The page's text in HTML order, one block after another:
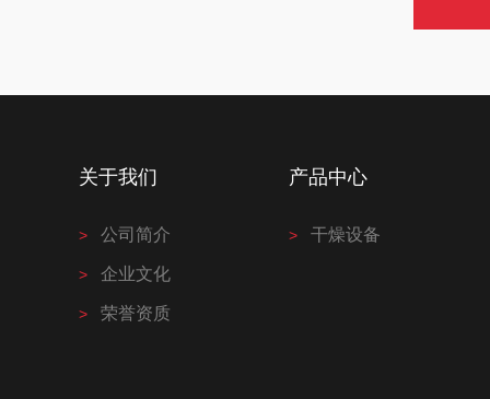
关于我们
公司简介
企业文化
荣誉资质
产品中心
干燥设备